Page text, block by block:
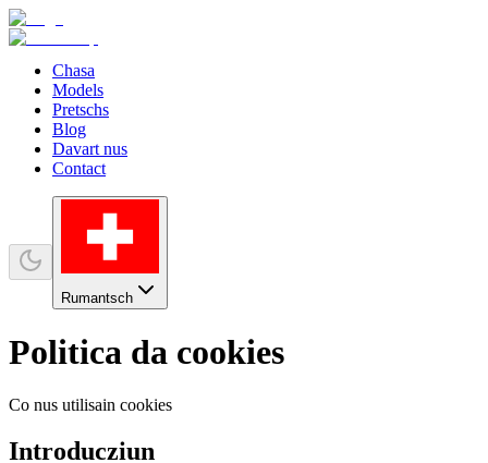
Chasa
Models
Pretschs
Blog
Davart nus
Contact
Rumantsch
Politica da cookies
Co nus utilisain cookies
Introducziun